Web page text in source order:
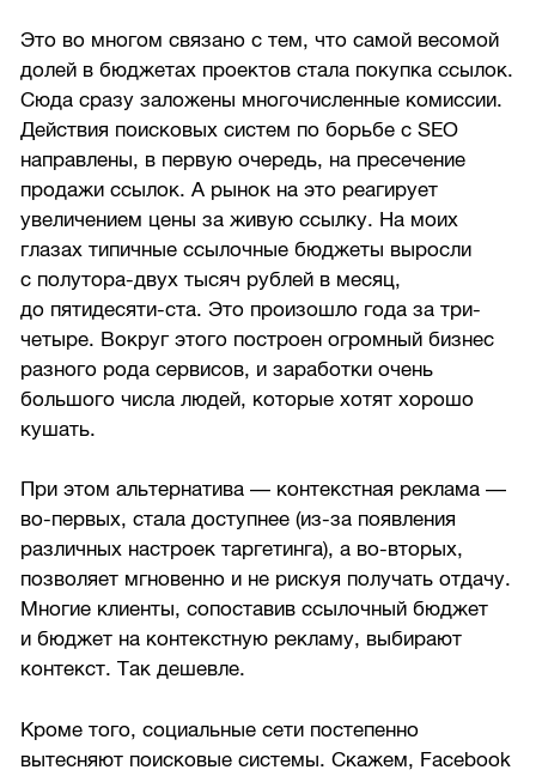
Это во многом связано с тем, что самой весомой
долей в бюджетах проектов стала покупка ссылок.
Сюда сразу заложены многочисленные комиссии.
Действия поисковых систем по борьбе с SEO
направлены, в первую очередь, на пресечение
продажи ссылок. А рынок на это реагирует
увеличением цены за живую ссылку. На моих
глазах типичные ссылочные бюджеты выросли
с полутора-двух тысяч рублей в месяц,
до пятидесяти-ста. Это произошло года за три-
четыре. Вокруг этого построен огромный бизнес
разного рода сервисов, и заработки очень
большого числа людей, которые хотят хорошо
кушать.
При этом альтернатива — контекстная реклама —
во-первых, стала доступнее (из-за появления
различных настроек таргетинга), а во-вторых,
позволяет мгновенно и не рискуя получать отдачу.
Многие клиенты, сопоставив ссылочный бюджет
и бюджет на контекстную рекламу, выбирают
контекст. Так дешевле.
Кроме того, социальные сети постепенно
вытесняют поисковые системы. Скажем, Facebook